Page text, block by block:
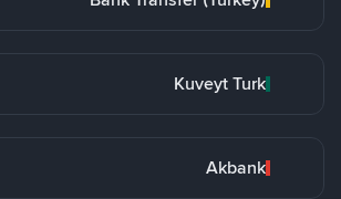
Kuveyt Turk
Akbank